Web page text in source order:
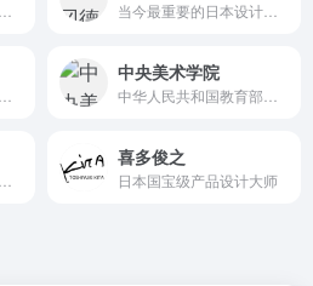
中央美术学院
喜多俊之
日本国宝级产品设计大师